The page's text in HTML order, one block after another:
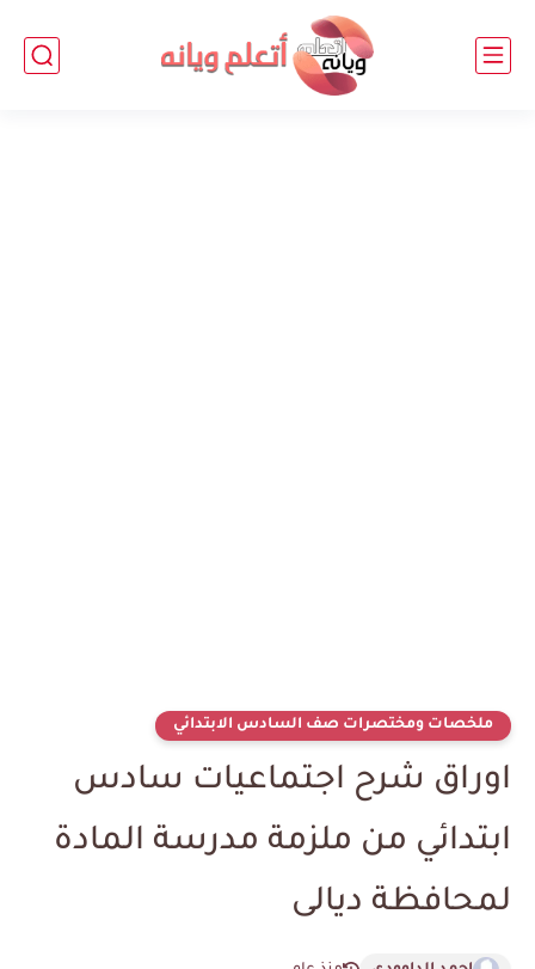
ملخصات ومختصرات صف السادس الابتدائي
اوراق شرح اجتماعيات سادس
ابتدائي من ملزمة مدرسة المادة
لمحافظة ديالى